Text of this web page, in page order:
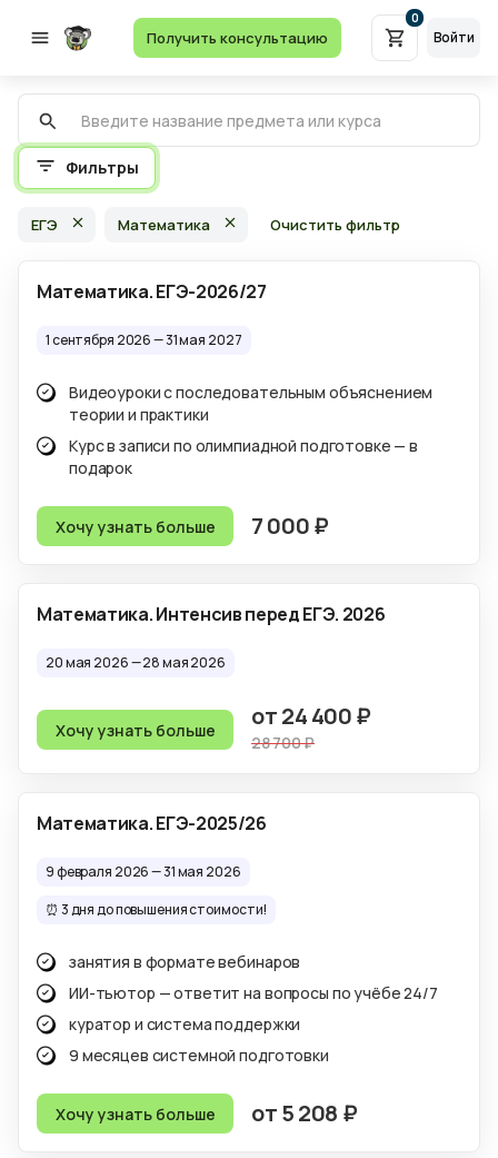
Получить консультацию
0
Войти
Фильтры
ЕГЭ Математика Очистить фильтр
Математика. ЕГЭ-2026/27
1 сентября 2026 —31 мая 2027
Видеоуроки с последовательным объяснением
теории и практики
Курс в записи по олимпиадной подготовке — в
подарок
Хочу узнать больше 7 000 ₽
Математика. Интенсив перед ЕГЭ. 2026
20 мая 2026 —28 мая 2026
Хочу узнать больше от 24 400 ₽
28 700 ₽
Математика. ЕГЭ-2025/26
9 февраля 2026 —31 мая 2026
⏰ 3 дня до повышения стоимости!
занятия в формате вебинаров
ИИ-тьютор — ответит на вопросы по учёбе 24/7
куратор и система поддержки
9 месяцев системной подготовки
Хочу узнать больше от 5 208 ₽